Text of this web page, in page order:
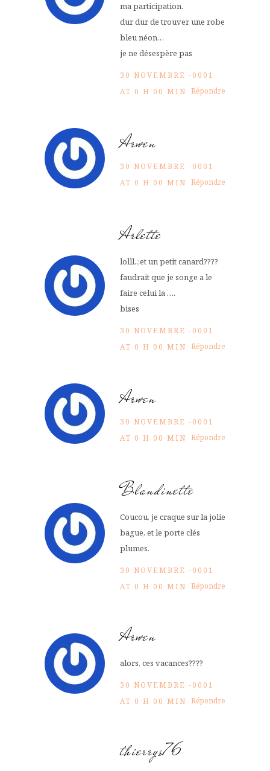
ma participation.
dur dur de trouver une robe
bleu néon…
je ne désespère pas
30 NOVEMBRE -0001
AT 0 H 00 MIN Répondre
Arwen
30 NOVEMBRE -0001
AT 0 H 00 MIN Répondre
Arlette
lolll..;et un petit canard????
faudrait que je songe a le
faire celui la ….
bises
30 NOVEMBRE -0001
AT 0 H 00 MIN Répondre
Arwen
30 NOVEMBRE -0001
AT 0 H 00 MIN Répondre
Blandinette
Coucou, je craque sur la jolie
bague, et le porte clés
plumes.
30 NOVEMBRE -0001
AT 0 H 00 MIN Répondre
Arwen
alors, ces vacances????
30 NOVEMBRE -0001
AT 0 H 00 MIN Répondre
thierrys76